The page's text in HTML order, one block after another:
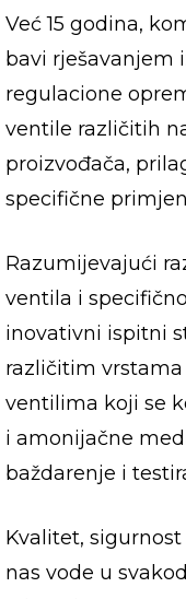
Već 15 godina,
bavi rješavanjem
regulacione
ventile različitih
proizvođača,
specifične
Razumijevajući
ventila i
inovativni ispitni
različitim
ventilima koji se
i amonijačne
baždarenje i
Kvalitet,
nas vode u